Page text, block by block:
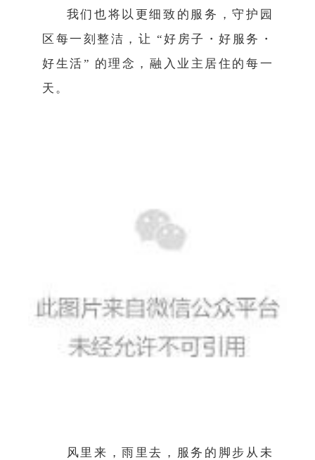
我们也将以更细致的服务，守护园
区每一刻整洁，让 “好房子・好服务・
好生活” 的理念，融入业主居住的每一
天。
风里来，雨里去，服务的脚步从未